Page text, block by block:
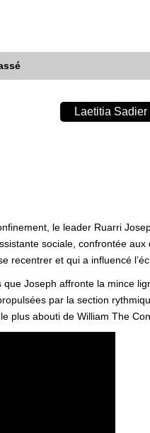
Laetitia
le leader Ruarri
sociale, confrontée
et qui a influencé
Joseph affronte la mince
par la section
plus abouti de William The